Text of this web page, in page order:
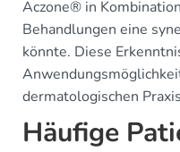
Aczone® in
Behandlungen eine
könnte. Diese
dermatologischen
Häufige